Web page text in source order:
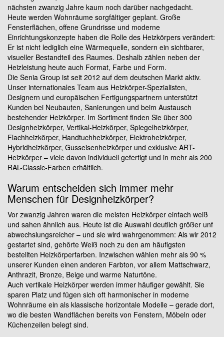
nächsten zwanzig Jahre kaum noch darüber nachgedacht.
Heute werden Wohnräume sorgfältiger geplant. Große
Fensterflächen, offene Grundrisse und moderne
Einrichtungskonzepte haben die Rolle des Heizkörpers verändert:
Er ist nicht lediglich eine Wärmequelle, sondern ein sichtbarer,
visueller Bestandteil des Raumes. Deshalb zählen neben der
Heizleistung heute auch Format, Farbe und Form.
Die Senia Group ist seit 2012 auf dem deutschen Markt aktiv.
Unser internationales Team aus Heizkörper-Spezialisten,
Designern und europäischen Fertigungspartnern unterstützt
Kunden bei Neubauten, Sanierungen und beim Austausch
bestehender Heizkörper. Im Sortiment finden Sie über 300
Designheizkörper, Vertikal-Heizkörper, Spiegelheizkörper,
Flachheizkörper, Handtuchheizkörper, Elektroheizkörper,
Hybridheizkörper, Gusseisenheizkörper und exklusive ART-
Heizkörper – viele davon individuell gefertigt und in mehr als 200
RAL-Classic-Farben erhältlich.
Warum entscheiden sich immer mehr
Menschen für Designheizkörper?
Vor zwanzig Jahren waren die meisten Heizkörper einfach weiß
und sahen ähnlich aus. Heute ist die Auswahl deutlich größer unf
abwechslungsreicher – und sie wird wahrgenommen: Als wir 2012
gestartet sind, gehörte Weiß noch zu den am häufigsten
bestellten Heizkörperfarben. Inzwischen wählen mehr als 90 %
unserer Kunden einen anderen Farbton, vor allem Mattschwarz,
Anthrazit, Bronze, Beige und warme Naturtöne.
Auch vertikale Heizkörper werden immer häufiger gewählt. Sie
sparen Platz und fügen sich oft harmonischer in moderne
Wohnräume ein als klassische horizontale Modelle – gerade dort,
wo die besten Wandflächen bereits von Fenstern, Möbeln oder
Küchenzeilen belegt sind.